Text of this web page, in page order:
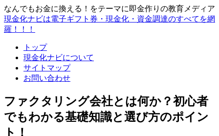
なんでもお金に換える！をテーマに即金作りの教育メディア
現金化ナビは電子ギフト券・現金化・資金調達のすべてを網
羅！！！
トップ
現金化ナビについて
サイトマップ
お問い合わせ
ファクタリング会社とは何か？初心者
でもわかる基礎知識と選び方のポイン
ト！